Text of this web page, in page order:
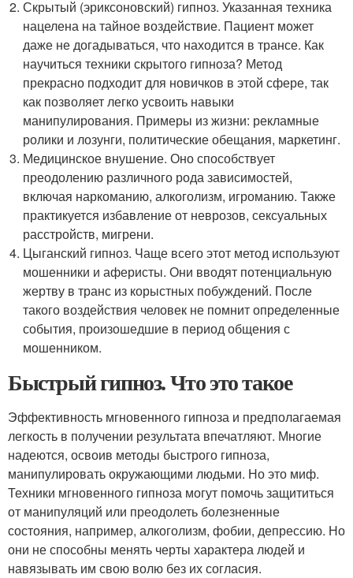
Скрытый (эриксоновский) гипноз. Указанная техника
нацелена на тайное воздействие. Пациент может
даже не догадываться, что находится в трансе. Как
научиться техники скрытого гипноза? Метод
прекрасно подходит для новичков в этой сфере, так
как позволяет легко усвоить навыки
манипулирования. Примеры из жизни: рекламные
ролики и лозунги, политические обещания, маркетинг.
Медицинское внушение. Оно способствует
преодолению различного рода зависимостей,
включая наркоманию, алкоголизм, игроманию. Также
практикуется избавление от неврозов, сексуальных
расстройств, мигрени.
Цыганский гипноз. Чаще всего этот метод используют
мошенники и аферисты. Они вводят потенциальную
жертву в транс из корыстных побуждений. После
такого воздействия человек не помнит определенные
события, произошедшие в период общения с
мошенником.
Быстрый гипноз. Что это такое
Эффективность мгновенного гипноза и предполагаемая
легкость в получении результата впечатляют. Многие
надеются, освоив методы быстрого гипноза,
манипулировать окружающими людьми. Но это миф.
Техники мгновенного гипноза могут помочь защититься
от манипуляций или преодолеть болезненные
состояния, например, алкоголизм, фобии, депрессию. Но
они не способны менять черты характера людей и
навязывать им свою волю без их согласия.